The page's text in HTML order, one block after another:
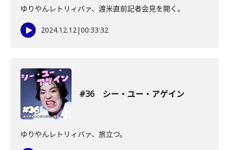
ゆりやんレトリィバァ、渡米直前記者会見を開く。
2024.12.12|00:33:32
#36 シー・ユー・アゲイン
ゆりやんレトリィバァ、旅立つ。